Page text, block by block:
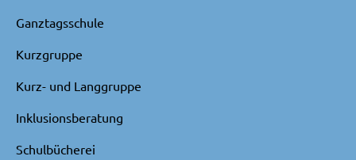
Ganztagsschule
Kurzgruppe
Kurz- und Langgruppe
Inklusionsberatung
Schulbücherei